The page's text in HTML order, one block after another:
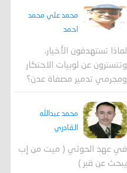
محمد علي محمد
احمد
لماذا تستهدفون الأخيار،
وتتسترون عن لوبيات الاحتكار
ومجرمي تدمير مصفاة عدن؟
محمد عبدالله
القادري
في عهد الحوثي ( ميت من إب
يبحث عن قبر )